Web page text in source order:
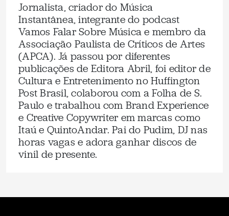
Jornalista, criador do Música
Instantânea, integrante do podcast
Vamos Falar Sobre Música e membro da
Associação Paulista de Críticos de Artes
(APCA). Já passou por diferentes
publicações de Editora Abril, foi editor de
Cultura e Entretenimento no Huffington
Post Brasil, colaborou com a Folha de S.
Paulo e trabalhou com Brand Experience
e Creative Copywriter em marcas como
Itaú e QuintoAndar. Pai do Pudim, DJ nas
horas vagas e adora ganhar discos de
vinil de presente.